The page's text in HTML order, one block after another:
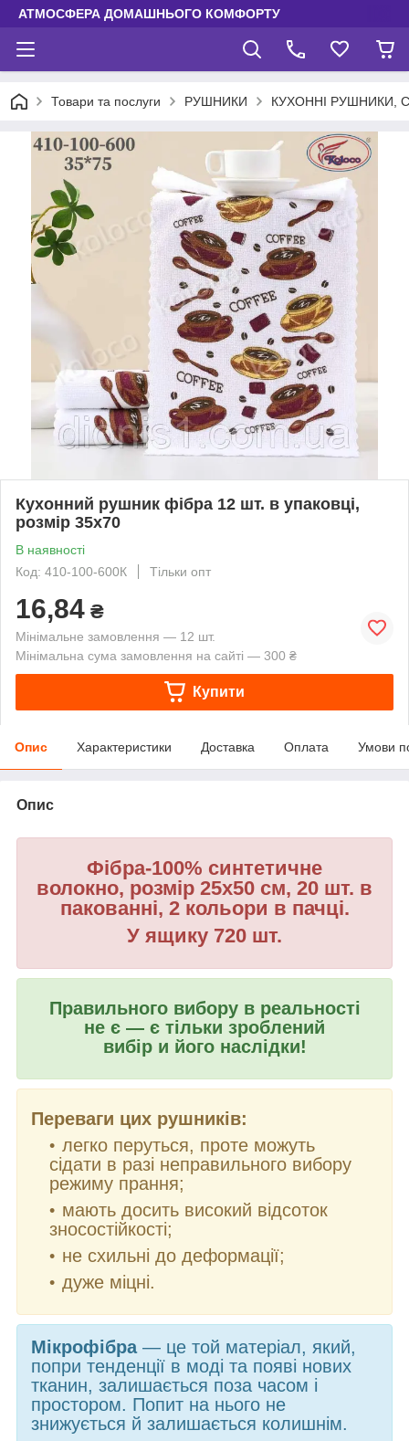
АТМОСФЕРА ДОМАШНЬОГО КОМФОРТУ
Товари та послуги РУШНИКИ КУХОННІ РУШНИКИ,
Кухонний рушник фібра 12 шт. в упаковці,
розмір 35х70
В наявності
Код: 410-100-600К
Тільки опт
16,84 ₴
Мінімальне замовлення — 12 шт.
Мінімальна сума замовлення на сайті — 300 ₴
Купити
Опис Характеристики Доставка Оплата Умови
Опис
Фібра-100% синтетичне
волокно, розмір 25х50 см, 20 шт. в
пакованні, 2 кольори в пачці.
У ящику 720 шт.
Правильного вибору в реальності
не є — є тільки зроблений
вибір и його наслідки!
Переваги цих рушників:
легко перуться, проте можуть
сідати в разі неправильного вибору
режиму прання;
мають досить високий відсоток
зносостійкості;
не схильні до деформації;
дуже міцні.
Мікрофібра— це той матеріал, який,
попри тенденції в моді та появі нових
тканин, залишається поза часом і
простором. Попит на нього не
знижується й залишається колишнім.